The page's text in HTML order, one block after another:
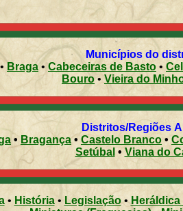
Municípios do
• Braga • Cabeceiras de Basto •
Bouro• Vieira do
• Bragança•Castelo Branco •
Setúbal •Viana do
• História • Legislação •